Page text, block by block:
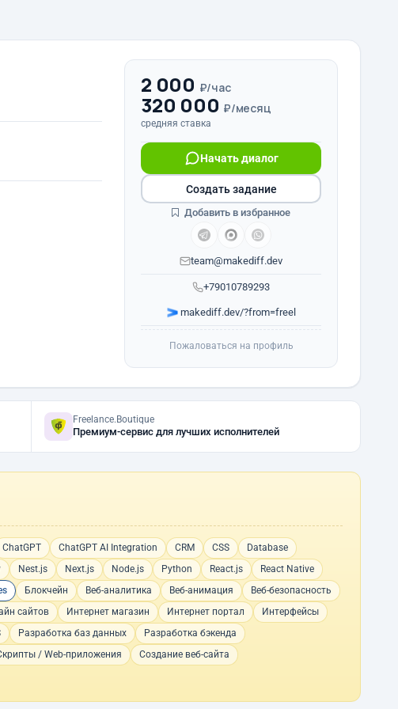
2 000 ₽/час
320 000 ₽/месяц
средняя ставка
+79010789293
Начать диалог
team@makediff.dev
makediff.dev/?from=freel
Создать задание
Добавить в избранное
Пожаловаться на профиль
Freelance.Boutique
Премиум-сервис для лучших исполнителей
ChatGPT ChatGPT AI Integration CRM CSS
Database
Nest.js Next.js Node.js Python React.js
React Native
Блокчейн Веб-аналитика Веб-анимация
Веб-безопасность
сайтов Интернет магазин Интернет портал
Интерфейсы
Разработка баз данных
Разработка бэкенда
/ Web-приложения
Создание веб-сайта